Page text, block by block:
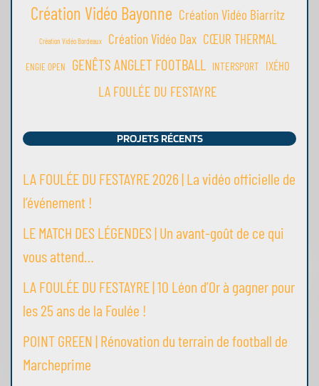
Création Vidéo Bayonne Création Vidéo Biarritz
Création Vidéo Bordeaux Création Vidéo Dax CŒUR THERMAL
ENGIE OPEN GENÊTS ANGLET FOOTBALL INTERSPORT IXÉHO
LA FOULÉE DU FESTAYRE
PROJETS RÉCENTS
LA FOULÉE DU FESTAYRE 2026 | La vidéo officielle de
l’événement !
LE MATCH DES LÉGENDES | Un avant-goût de ce qui
vous attend…
LA FOULÉE DU FESTAYRE | 10 Léon d’Or à gagner pour
les 25 ans de la Foulée !
POINT GREEN | Rénovation du terrain de football de
Marcheprime